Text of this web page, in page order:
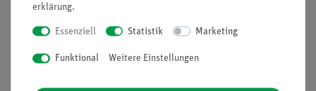
Nichtelektrolyten (Hydrochinon) aus der
Gefrierpunktserniedrigung.
Lernziele
erklärung.
Essenziell Statistik Marketing
Funktional Weitere Einstellungen